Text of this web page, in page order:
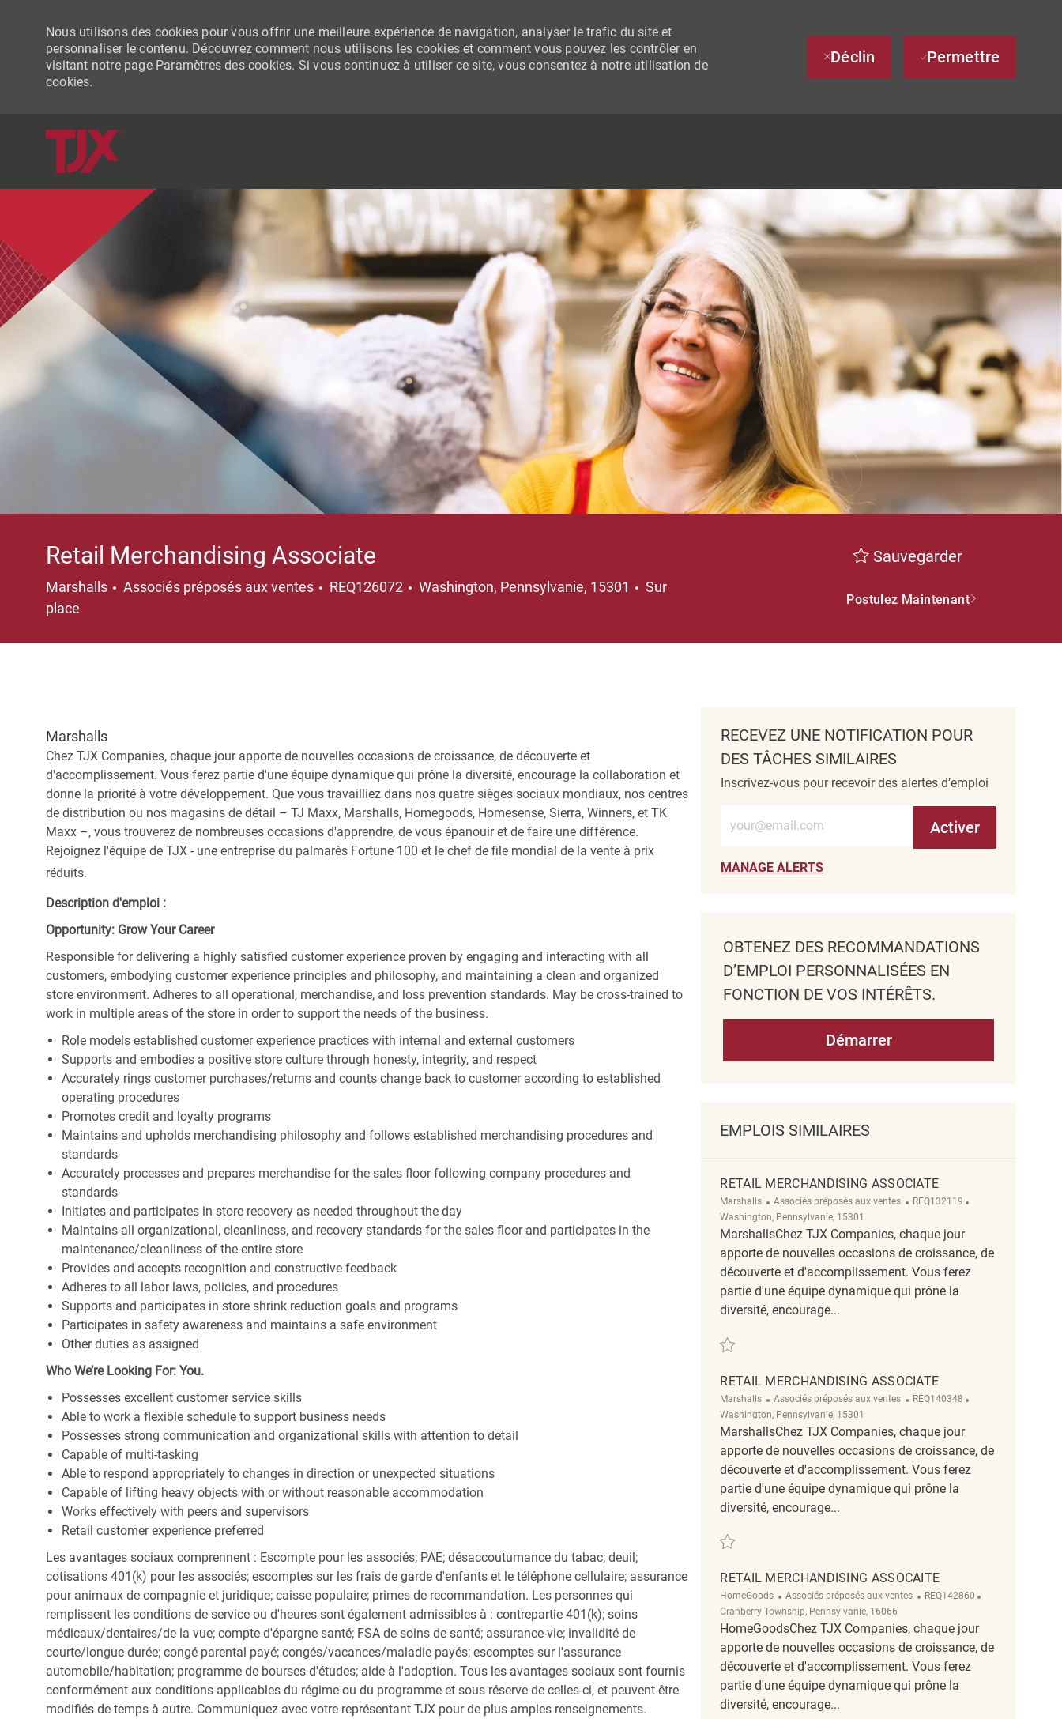
Nous utilisons des cookies pour vous offrir une meilleure expérience de navigation, analyser le trafic du site et
personnaliser le contenu. Découvrez comment nous utilisons les cookies et comment vous pouvez les contrôler en
visitant notre page Paramètres des cookies. Si vous continuez à utiliser ce site, vous consentez à notre utilisation de
cookies.
Déclin Permettre
Retail Merchandising Associate
Marshalls Catégorie
Associés préposés aux ventes REQ126072 Emplacement
Washington, Pennsylvanie, 15301
Sur
place
Sauvegarder
Postulez Maintenant
Marshalls
Chez TJX Companies, chaque jour apporte de nouvelles occasions de croissance, de découverte et
d'accomplissement. Vous ferez partie d'une équipe dynamique qui prône la diversité, encourage la collaboration et
donne la priorité à votre développement. Que vous travailliez dans nos quatre sièges sociaux mondiaux, nos centres
de distribution ou nos magasins de détail – TJ Maxx, Marshalls, Homegoods, Homesense, Sierra, Winners, et TK
Maxx –, vous trouverez de nombreuses occasions d'apprendre, de vous épanouir et de faire une différence.
Rejoignez l'équipe de TJX - une entreprise du palmarès Fortune 100 et le chef de file mondial de la vente à prix
réduits.
Description d'emploi :
Opportunity: Grow Your Career
Responsible for delivering a highly satisfied customer experience proven by engaging and interacting with all
customers, embodying customer experience principles and philosophy, and maintaining a clean and organized
store environment. Adheres to all operational, merchandise, and loss prevention standards. May be cross-trained to
work in multiple areas of the store in order to support the needs of the business.
Role models established customer experience practices with internal and external customers
Supports and embodies a positive store culture through honesty, integrity, and respect
Accurately rings customer purchases/returns and counts change back to customer according to established
operating procedures
Promotes credit and loyalty programs
Maintains and upholds merchandising philosophy and follows established merchandising procedures and
standards
Accurately processes and prepares merchandise for the sales floor following company procedures and
standards
Initiates and participates in store recovery as needed throughout the day
Maintains all organizational, cleanliness, and recovery standards for the sales floor and participates in the
maintenance/cleanliness of the entire store
Provides and accepts recognition and constructive feedback
Adheres to all labor laws, policies, and procedures
Supports and participates in store shrink reduction goals and programs
Participates in safety awareness and maintains a safe environment
Other duties as assigned
Who We’re Looking For: You.
Possesses excellent customer service skills
Able to work a flexible schedule to support business needs
Possesses strong communication and organizational skills with attention to detail
Capable of multi-tasking
Able to respond appropriately to changes in direction or unexpected situations
Capable of lifting heavy objects with or without reasonable accommodation
Works effectively with peers and supervisors
Retail customer experience preferred
Les avantages sociaux comprennent : Escompte pour les associés; PAE; désaccoutumance du tabac; deuil;
cotisations 401(k) pour les associés; escomptes sur les frais de garde d'enfants et le téléphone cellulaire; assurance
pour animaux de compagnie et juridique; caisse populaire; primes de recommandation. Les personnes qui
remplissent les conditions de service ou d'heures sont également admissibles à : contrepartie 401(k); soins
médicaux/dentaires/de la vue; compte d'épargne santé; FSA de soins de santé; assurance-vie; invalidité de
courte/longue durée; congé parental payé; congés/vacances/maladie payés; escomptes sur l'assurance
automobile/habitation; programme de bourses d'études; aide à l'adoption. Tous les avantages sociaux sont fournis
conformément aux conditions applicables du régime ou du programme et sous réserve de celles-ci, et peuvent être
modifiés de temps à autre. Communiquez avec votre représentant TJX pour de plus amples renseignements.
RECEVEZ UNE NOTIFICATION POUR
DES TÂCHES SIMILAIRES
Inscrivez-vous pour recevoir des alertes d’emploi
Entrez l’adresse e-mail (obligatoire)
Activer
MANAGE ALERTS
OBTENEZ DES RECOMMANDATIONS
D’EMPLOI PERSONNALISÉES EN
FONCTION DE VOS INTÉRÊTS.
Démarrer
EMPLOIS SIMILAIRES
RETAIL MERCHANDISING ASSOCIATE
Marshalls Catégorie
Associés préposés aux ventes ReqId
REQ132119
Washington, Pennsylvanie, 15301
MarshallsChez TJX Companies, chaque jour
apporte de nouvelles occasions de croissance, de
découverte et d'accomplissement. Vous ferez
partie d'une équipe dynamique qui prône la
diversité, encourage...
RETAIL MERCHANDISING ASSOCIATE
Marshalls Catégorie
Associés préposés aux ventes ReqId
REQ140348
Washington, Pennsylvanie, 15301
MarshallsChez TJX Companies, chaque jour
apporte de nouvelles occasions de croissance, de
découverte et d'accomplissement. Vous ferez
partie d'une équipe dynamique qui prône la
diversité, encourage...
Sauvegarder Retail Merchandising Associate REQ140348
RETAIL MERCHANDISING ASSOCAITE
HomeGoods Catégorie
Associés préposés aux ventes ReqId
REQ142860
Cranberry Township, Pennsylvanie, 16066
HomeGoodsChez TJX Companies, chaque jour
apporte de nouvelles occasions de croissance, de
découverte et d'accomplissement. Vous ferez
partie d'une équipe dynamique qui prône la
diversité, encourage...